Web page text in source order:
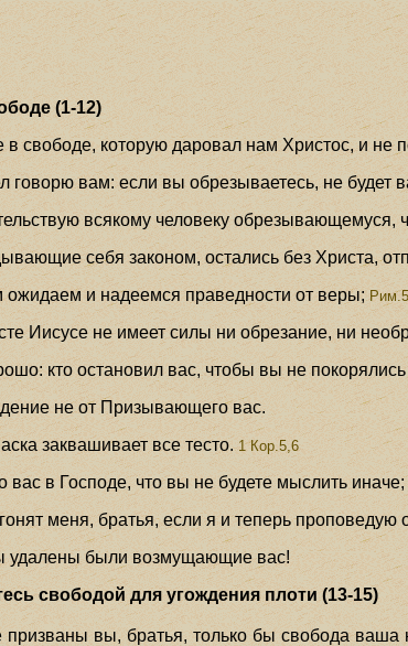
(1-12)
в свободе, которую даровал нам Христос, и не
говорю вам: если вы обрезываетесь, не будет
всякому человеку обрезывающемуся,
себя законом, остались без Христа,
и надеемся праведности от веры;
Иисусе не имеет силы ни обрезание, ни
кто остановил вас, чтобы вы не покорялись
не от Призывающего вас.
заквашивает все тесто.1 Кор.5,6
вас в Господе, что вы не будете мыслить
меня, братья, если я и теперь проповедую
удалены были возмущающие вас!
свободой для угождения плоти (13-15)
призваны вы, братья, только бы свобода